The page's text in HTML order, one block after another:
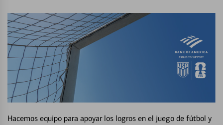
Hacemos equipo para apoyar los logros en el juego de fútbol y